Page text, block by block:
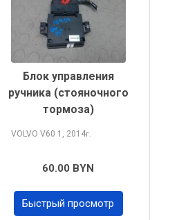
Блок управления
ручника (стояночного
тормоза)
VOLVO V60 1, 2014г.
60.00 BYN
Быстрый просмотр